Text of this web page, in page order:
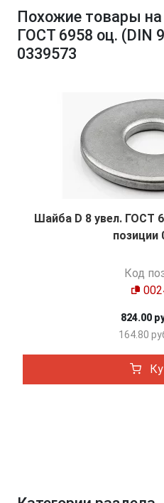
Похожие товары
ГОСТ 6958 оц. (DIN
0339573
Шайба D 8 увел. ГОСТ
позиции
Код
824.00
164.80